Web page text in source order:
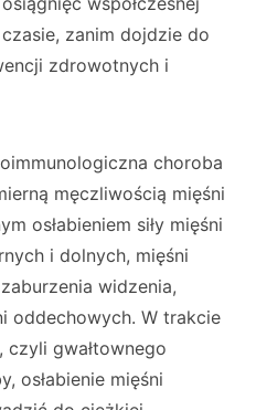
zanim dojdzie do
zdrowotnych i
choroba
męczliwością mięśni
osłabieniem siły mięśni
i dolnych, mięśni
widzenia,
oddechowych. W trakcie
czyli gwałtownego
osłabienie mięśni